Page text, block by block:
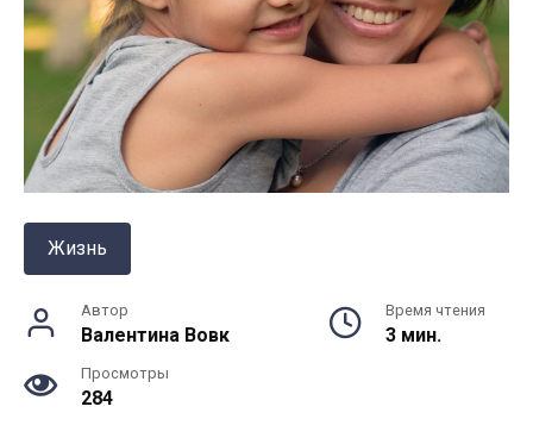
Жизнь
Автор
Валентина Вовк
Время чтения
3 мин.
Просмотры
284